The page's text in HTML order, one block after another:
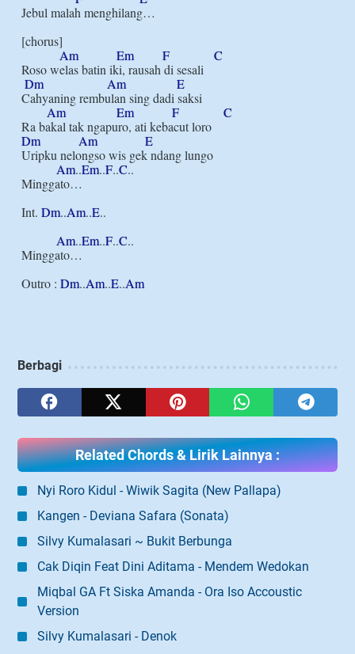
Jebul malah menghilang…
[chorus]
Am
Em F
C
Roso welas batin iki, rausah di sesali
Dm
Am
E
Cahyaning rembulan sing dadi saksi
Am
Em F
C
Dm
Am
E
Uripku nelongso wis gek ndang lungo
Am..Em..F..C..
Minggato…
Int. Dm..Am..E..
Am..Em..F..C..
Minggato…
Outro : Dm..Am..E..Am
Berbagi
Related Chords & Lirik Lainnya :
Nyi Roro Kidul - Wiwik Sagita (New Pallapa)
Kangen - Deviana Safara (Sonata)
Silvy Kumalasari ~ Bukit Berbunga
Cak Diqin Feat Dini Aditama - Mendem Wedokan
Miqbal GA Ft Siska Amanda - Ora Iso Accoustic
Version
Silvy Kumalasari - Denok